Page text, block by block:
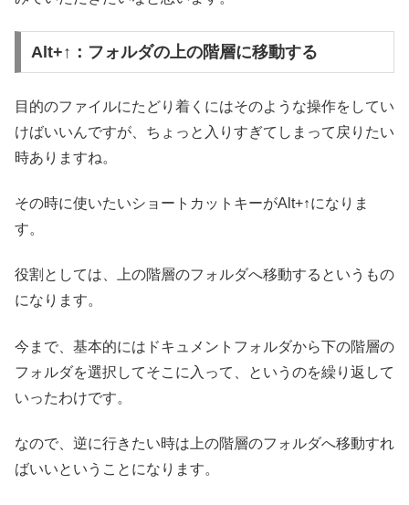
Alt+↑：フォルダの上の階層に移動する
目的のファイルにたどり着くにはそのような操作をしてい
けばいいんですが、ちょっと入りすぎてしまって戻りたい
時ありますね。
その時に使いたいショートカットキーがAlt+↑になりま
す。
役割としては、上の階層のフォルダへ移動するというもの
になります。
今まで、基本的にはドキュメントフォルダから下の階層の
フォルダを選択してそこに入って、というのを繰り返して
いったわけです。
なので、逆に行きたい時は上の階層のフォルダへ移動すれ
ばいいということになります。